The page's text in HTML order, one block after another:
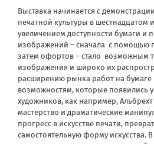
Выставка начинается с
печатной культуры в шестнадцатом
увеличением доступности бумаги и
изображений – сначала с помощью
затем офортов – стало возможным
изображения и широко их
расширению рынка работ на
возможностям, которые появились
художников, как например,
мастерство и драматические
прогресс в искусстве печати,
самостоятельную форму искусства.